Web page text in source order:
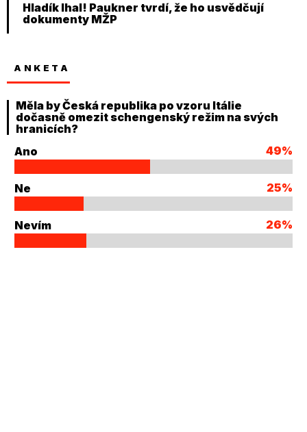
Hladík lhal! Paukner tvrdí, že ho usvědčují
dokumenty MŽP
ANKETA
Měla by Česká republika po vzoru Itálie
dočasně omezit schengenský režim na svých
hranicích?
Ano
49%
Ne 25%
Nevím 26%